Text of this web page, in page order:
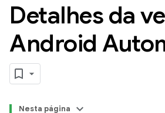
Detalhes da
Android
Nesta página